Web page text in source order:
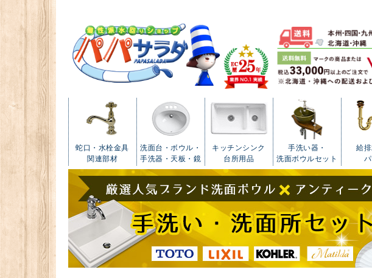
蛇口・水栓金具
関連部材
洗面台・ボウル・
手洗器・天板・鏡
キッチンシンク
台所用品
手洗い器・
洗面ボウルセット
給